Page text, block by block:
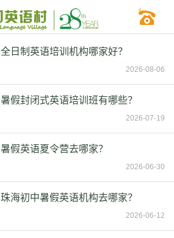
全日制英语培训机构哪家好？
2026-08-06
暑假封闭式英语培训班有哪些？
2026-07-19
暑假英语夏令营去哪家？
2026-06-30
珠海初中暑假英语机构去哪家？
2026-06-12